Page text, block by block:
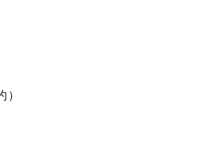
提前预约）
北京总部）（需提前预约）